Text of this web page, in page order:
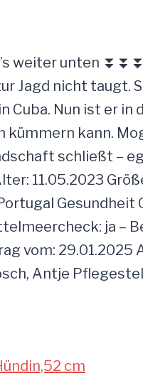
weiter unten
Jagd nicht taugt.
Cuba. Nun ist er in
kümmern kann.
schließt –
11.05.2023
Gesundheit
ja –
vom: 29.01.2025
Antje